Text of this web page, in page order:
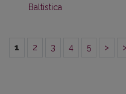
Baltistica
1 2 3 4 5 >